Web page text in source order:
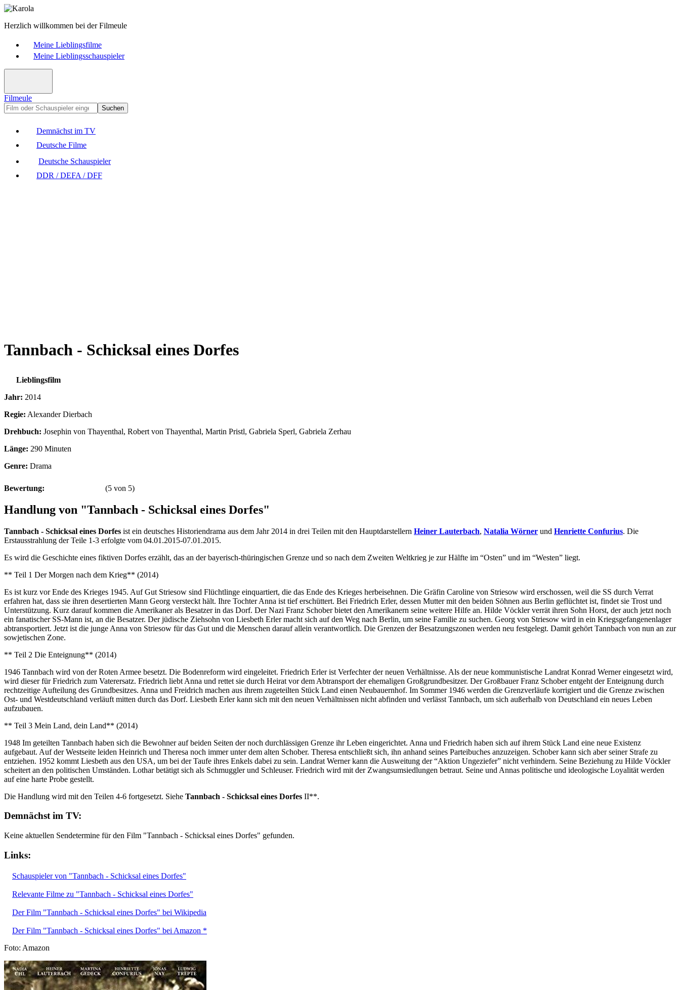
Herzlich willkommen bei der Filmeule
Meine Lieblingsfilme
Meine Lieblingsschauspieler
Filmeule
Suchen
Demnächst im TV
Deutsche Filme
Deutsche Schauspieler
DDR / DEFA / DFF
Tannbach - Schicksal eines Dorfes
Lieblingsfilm
Jahr: 2014
Regie: Alexander Dierbach
Drehbuch: Josephin von Thayenthal, Robert von Thayenthal, Martin Pristl, Gabriela Sperl, Gabriela Zerhau
Länge: 290 Minuten
Genre: Drama
Bewertung: (5 von 5)
Handlung von "Tannbach - Schicksal eines Dorfes"
Tannbach - Schicksal eines Dorfes ist ein deutsches Historiendrama aus dem Jahr 2014 in drei Teilen mit den Hauptdarstellern Heiner Lauterbach, Natalia Wörner und Henriette Confurius. Die
Erstausstrahlung der Teile 1-3 erfolgte vom 04.01.2015-07.01.2015.
Es wird die Geschichte eines fiktiven Dorfes erzählt, das an der bayerisch-thüringischen Grenze und so nach dem Zweiten Weltkrieg je zur Hälfte im “Osten” und im “Westen” liegt.
** Teil 1 Der Morgen nach dem Krieg** (2014)
Es ist kurz vor Ende des Krieges 1945. Auf Gut Striesow sind Flüchtlinge einquartiert, die das Ende des Krieges herbeisehnen. Die Gräfin Caroline von Striesow wird erschossen, weil die SS durch Verrat
erfahren hat, dass sie ihren desertierten Mann Georg versteckt hält. Ihre Tochter Anna ist tief erschüttert. Bei Friedrich Erler, dessen Mutter mit den beiden Söhnen aus Berlin geflüchtet ist, findet sie Trost und
Unterstützung. Kurz darauf kommen die Amerikaner als Besatzer in das Dorf. Der Nazi Franz Schober bietet den Amerikanern seine weitere Hilfe an. Hilde Vöckler verrät ihren Sohn Horst, der auch jetzt noch
ein fanatischer SS-Mann ist, an die Besatzer. Der jüdische Ziehsohn von Liesbeth Erler macht sich auf den Weg nach Berlin, um seine Familie zu suchen. Georg von Striesow wird in ein Kriegsgefangenenlager
abtransportiert. Jetzt ist die junge Anna von Striesow für das Gut und die Menschen darauf allein verantwortlich. Die Grenzen der Besatzungszonen werden neu festgelegt. Damit gehört Tannbach von nun an zur
sowjetischen Zone.
** Teil 2 Die Enteignung** (2014)
1946 Tannbach wird von der Roten Armee besetzt. Die Bodenreform wird eingeleitet. Friedrich Erler ist Verfechter der neuen Verhältnisse. Als der neue kommunistische Landrat Konrad Werner eingesetzt wird,
wird dieser für Friedrich zum Vaterersatz. Friedrich liebt Anna und rettet sie durch Heirat vor dem Abtransport der ehemaligen Großgrundbesitzer. Der Großbauer Franz Schober entgeht der Enteignung durch
rechtzeitige Aufteilung des Grundbesitzes. Anna und Freidrich machen aus ihrem zugeteilten Stück Land einen Neubauernhof. Im Sommer 1946 werden die Grenzverläufe korrigiert und die Grenze zwischen
Ost- und Westdeutschland verläuft mitten durch das Dorf. Liesbeth Erler kann sich mit den neuen Verhältnissen nicht abfinden und verlässt Tannbach, um sich außerhalb von Deutschland ein neues Leben
aufzubauen.
** Teil 3 Mein Land, dein Land** (2014)
1948 Im geteilten Tannbach haben sich die Bewohner auf beiden Seiten der noch durchlässigen Grenze ihr Leben eingerichtet. Anna und Friedrich haben sich auf ihrem Stück Land eine neue Existenz
aufgebaut. Auf der Westseite leiden Heinrich und Theresa noch immer unter dem alten Schober. Theresa entschließt sich, ihn anhand seines Parteibuches anzuzeigen. Schober kann sich aber seiner Strafe zu
entziehen. 1952 kommt Liesbeth aus den USA, um bei der Taufe ihres Enkels dabei zu sein. Landrat Werner kann die Ausweitung der “Aktion Ungeziefer” nicht verhindern. Seine Beziehung zu Hilde Vöckler
scheitert an den politischen Umständen. Lothar betätigt sich als Schmuggler und Schleuser. Friedrich wird mit der Zwangsumsiedlungen betraut. Seine und Annas politische und ideologische Loyalität werden
auf eine harte Probe gestellt.
Die Handlung wird mit den Teilen 4-6 fortgesetzt. Siehe Tannbach - Schicksal eines Dorfes II**.
Demnächst im TV:
Keine aktuellen Sendetermine für den Film "Tannbach - Schicksal eines Dorfes" gefunden.
Links:
Schauspieler von "Tannbach - Schicksal eines Dorfes"
Relevante Filme zu "Tannbach - Schicksal eines Dorfes"
Der Film "Tannbach - Schicksal eines Dorfes" bei Wikipedia
Der Film "Tannbach - Schicksal eines Dorfes" bei Amazon *
Foto: Amazon